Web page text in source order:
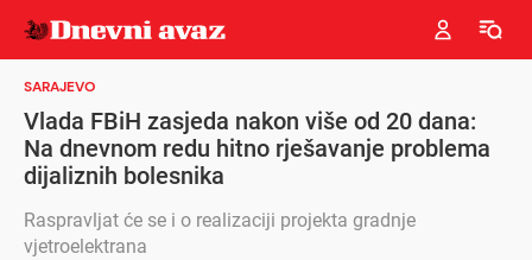
SARAJEVO
Vlada FBiH zasjeda nakon više od 20 dana:
Na dnevnom redu hitno rješavanje problema
dijaliznih bolesnika
Raspravljat će se i o realizaciji projekta gradnje
vjetroelektrana